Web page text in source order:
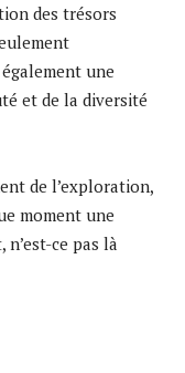
des trésors
une
et de la diversité
de l’exploration,
moment une
ce pas là